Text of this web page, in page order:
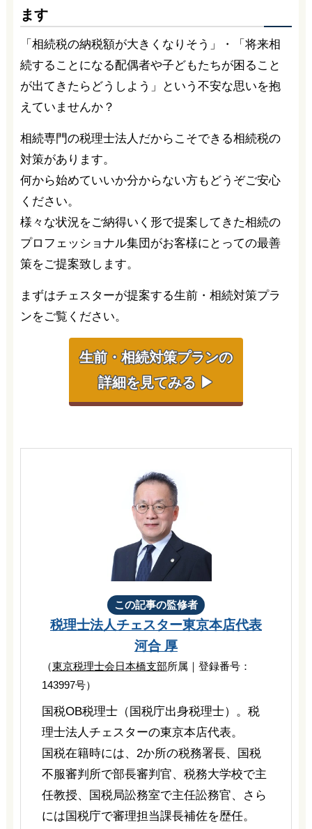
ます
「相続税の納税額が大きくなりそう」・「将来相
続することになる配偶者や子どもたちが困ること
が出てきたらどうしよう」という不安な思いを抱
えていませんか？
相続専門の税理士法人だからこそできる相続税の
対策があります。
何から始めていいか分からない方もどうぞご安心
ください。
様々な状況をご納得いく形で提案してきた相続の
プロフェッショナル集団がお客様にとっての最善
策をご提案致します。
まずはチェスターが提案する生前・相続対策プラ
ンをご覧ください。
生前・相続対策プランの
詳細を見てみる ▶
この記事の監修者
税理士法人チェスター東京本店代表
河合 厚
（東京税理士会日本橋支部所属｜登録番号：
143997号）
国税OB税理士（国税庁出身税理士）。税
理士法人チェスターの東京本店代表。
国税在籍時には、2か所の税務署長、国税
不服審判所で部長審判官、税務大学校で主
任教授、国税局訟務室で主任訟務官、さら
には国税庁で審理担当課長補佐を歴任。